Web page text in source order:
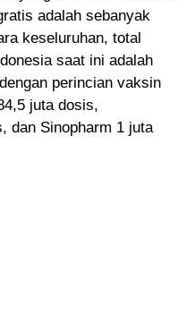
adalah sebanyak
keseluruhan, total
saat ini adalah
perincian vaksin
juta dosis,
dan Sinopharm 1 juta